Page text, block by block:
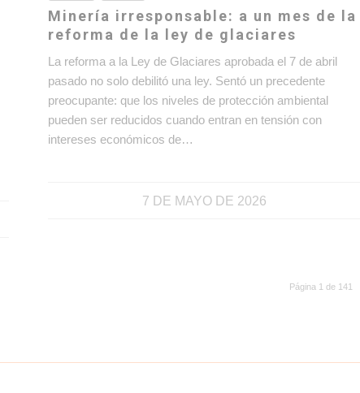
Minería irresponsable: a un mes de la
reforma de la ley de glaciares
La reforma a la Ley de Glaciares aprobada el 7 de abril
pasado no solo debilitó una ley. Sentó un precedente
preocupante: que los niveles de protección ambiental
pueden ser reducidos cuando entran en tensión con
intereses económicos de…
7 DE MAYO DE 2026
Página 1 de 141